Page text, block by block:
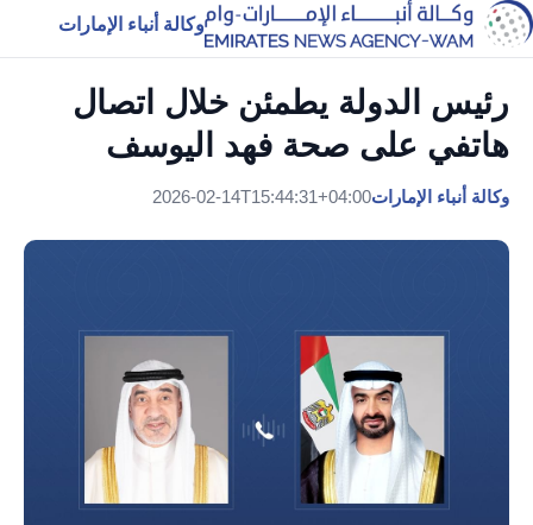
وكالة أنباء الإمارات
رئيس الدولة يطمئن خلال اتصال
هاتفي على صحة فهد اليوسف
وكالة أنباء الإمارات2026-02-14T15:44:31+04:00